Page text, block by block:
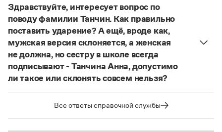
Правила русского языка: от азов до тонкостей
Интерактивные упражнения: от простого к сложному
Скороговорки
Издательство
Словари
в г. Сухуме. Если название используется в форме
Сухуми , оно не склоняется. Вопрос о форме
названия выходит далеко за рамки лингвистики
(выбор той или иной формы может быть
средством выражения тех или иных
политических взглядов), но нормативные словари
русского языка фиксируют оба варианта.
Здравствуйте, интересует вопрос по
поводу фамилии Танчин. Как правильно
поставить ударение? А ещё, вроде как,
мужская версия склоняется, а женская
не должна, но сестру в школе всегда
подписывают - Танчина Анна, допустимо
ли такое или склонять совсем нельзя?
Место ударения в фамилии определяет ее
носитель, поэтому о правильном ударении нужно
Все ответы справочной службы